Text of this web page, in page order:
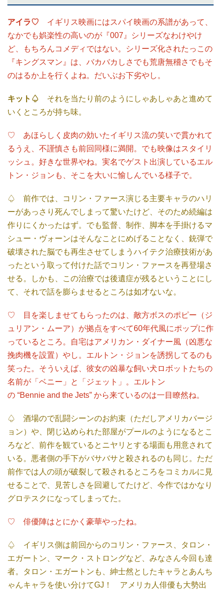
アイラ♡ イギリス映画にはスパイ映画の系譜があって、
なかでも娯楽性の高いのが『007』シリーズなわけやけ
ど、もちろんコメディではない。シリーズ化されたっこの
『キングスマン』は、バカバカしさでも荒唐無稽さでもそ
のはるか上を行くよね。だいぶお下劣やし。
キット♤ それを当たり前のようにしゃあしゃあと進めて
いくところが持ち味。
♡ あほらしく皮肉の効いたイギリス流の笑いで貫かれて
るうえ、不謹慎さも前回同様に満開。でも映像はスタイリ
ッシュ。好きな世界やね。実名でゲスト出演しているエル
トン・ジョンも、そこを大いに愉しんでいる様子で。
♤ 前作では、コリン・ファース演じる主要キャラのハリ
ーがあっさり死んでしまって驚いたけど、そのため続編は
作りにくかったはず。でも監督、制作、脚本を手掛けるマ
シュー・ヴォーンはそんなことにめげることなく、銃弾で
破壊された脳でも再生させてしまうハイテク治療技術があ
ったという取って付けた話でコリン・ファースを再登場さ
せる。しかも、この治療では後遺症が残るということにし
て、それで話を膨らませるところは如才ないな。
♡ 目を楽しませてもらったのは、敵方ボスのポピー（ジ
ュリアン・ムーア）が拠点をすべて60年代風にポップに作
っているところ。自宅はアメリカン・ダイナー風（凶悪な
挽肉機を設置）やし。エルトン・ジョンを誘拐してるのも
笑った。そういえば、彼女の凶暴な飼い犬ロボットたちの
名前が「ベニー」と「ジェット」。エルトン
の “Bennie and the Jets” から来ているのは一目瞭然ね。
♤ 酒場ので乱闘シーンのお約束（ただしアメリカバージ
ョン）や、閉じ込められた部屋がプールのようになるとこ
ろなど、前作を観ているとニヤリとする場面も用意されて
いる。悪者側の手下がバサバサと殺されるのも同じ。ただ
前作では人の頭が破裂して殺されるところをコミカルに見
せることで、見苦しさを回避してたけど、今作ではかなり
グロテスクになってしまってた。
♡ 俳優陣はとにかく豪華やったね。
♤ イギリス側は前回からのコリン・ファース、タロン・
エガートン、マーク・ストロングなど、みなさん今回も達
者。タロン・エガートンも、紳士然としたキャラとあんち
ゃんキャラを使い分けてGJ！ アメリカ人俳優も大勢出